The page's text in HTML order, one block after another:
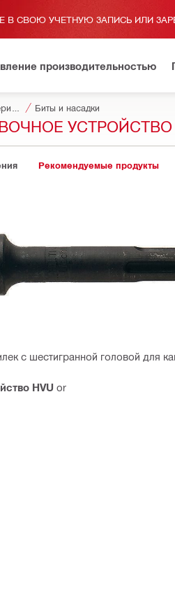
В СВОЮ УЧЕТНУЮ ЗАПИСЬ ИЛИ
производительностью
Биты и насадки
УСТРОЙСТВО
Рекомендуемые продукты
с шестигранной головой для
HVU or